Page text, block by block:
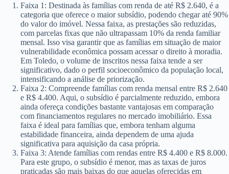
Faixa 1: Destinada às famílias com renda de até R$ 2.640, é a
categoria que oferece o maior subsídio, podendo chegar até 90%
do valor do imóvel. Nessa faixa, as prestações são reduzidas,
com parcelas fixas que não ultrapassam 10% da renda familiar
mensal. Isso visa garantir que as famílias em situação de maior
vulnerabilidade econômica possam acessar o direito à moradia.
Em Toledo, o volume de inscritos nessa faixa tende a ser
significativo, dado o perfil socioeconômico da população local,
intensificando a análise de priorização.
Faixa 2: Compreende famílias com renda mensal entre R$ 2.640
e R$ 4.400. Aqui, o subsídio é parcialmente reduzido, embora
ainda ofereça condições bastante vantajosas em comparação
com financiamentos regulares no mercado imobiliário. Essa
faixa é ideal para famílias que, embora tenham alguma
estabilidade financeira, ainda dependem de uma ajuda
significativa para aquisição da casa própria.
Faixa 3: Atende famílias com rendas entre R$ 4.400 e R$ 8.000.
Para este grupo, o subsídio é menor, mas as taxas de juros
praticadas são mais baixas do que aquelas oferecidas em